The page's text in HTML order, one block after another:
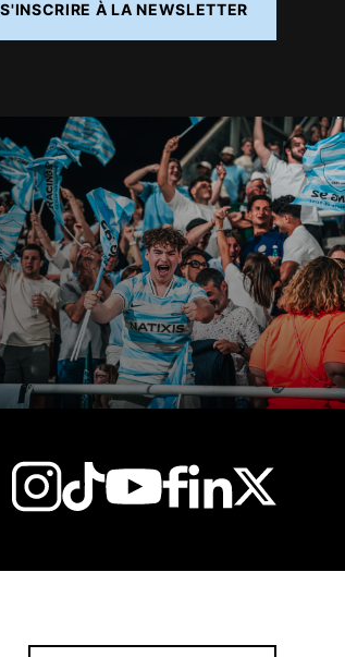
S'INSCRIRE À LA NEWSLETTER